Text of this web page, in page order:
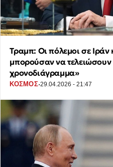
Τραμπ: Oι πόλεμοι σε
μπορούσαν να
χρονοδιάγραμμα»
ΚΟΣΜΟΣ·29.04.2026 - 21:47